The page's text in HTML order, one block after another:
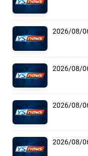
2026/08/
2026/08/
2026/08/
2026/08/